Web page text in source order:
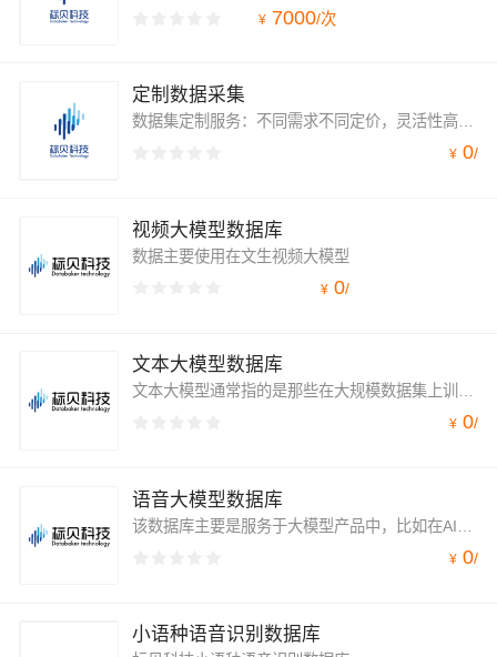
¥ 7000/次
定制数据采集
数据集定制服务：不同需求不同定价，灵活性高。支持文本、图片、语音、视频全类型数据定制化采集，针对多样化需求定制优质采集方案，数据质量多重把关，高效服务保障数据完美落地。
¥ 0/
视频大模型数据库
数据主要使用在文生视频大模型
¥ 0/
文本大模型数据库
¥ 0/
语音大模型数据库
¥ 0/
小语种语音识别数据库